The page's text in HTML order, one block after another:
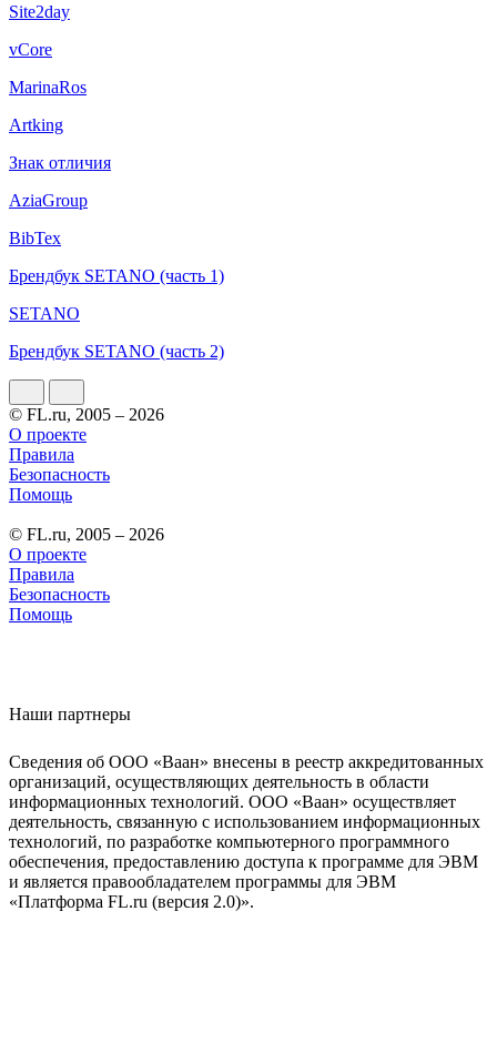
Site2day
vCore
MarinaRos
Artking
Знак отличия
AziaGroup
BibTex
Брендбук SETANO (часть 1)
SETANO
Брендбук SETANO (часть 2)
© FL.ru, 2005 – 2026
О проекте
Правила
Безопасность
Помощь
© FL.ru, 2005 – 2026
О проекте
Правила
Безопасность
Помощь
Наши партнеры
Сведения об ООО «Ваан» внесены в реестр аккредитованных
организаций, осуществляющих деятельность в области
информационных технологий. ООО «Ваан» осуществляет
деятельность, связанную с использованием информационных
технологий, по разработке компьютерного программного
обеспечения, предоставлению доступа к программе для ЭВМ
и является правообладателем программы для ЭВМ
«Платформа FL.ru (версия 2.0)».